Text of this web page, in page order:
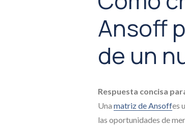
Ansoff
de un
Respuesta concisa
Una matriz de Ansoffes
las oportunidades de